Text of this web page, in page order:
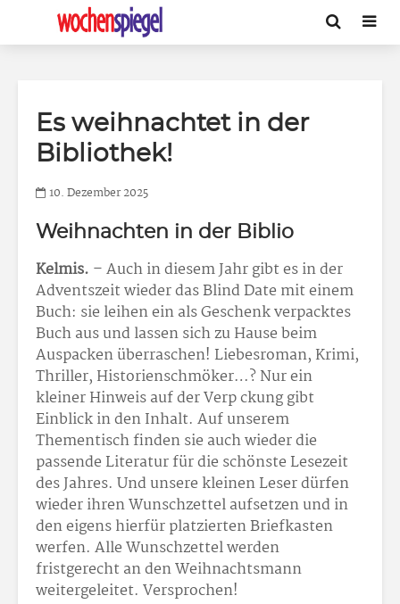
Es weihnachtet in der
Bibliothek!
10. Dezember 2025
Weihnachten in der Biblio
Kelmis. – Auch in diesem Jahr gibt es in der
Adventszeit wieder das Blind Date mit einem
Buch: sie leihen ein als Geschenk verpacktes
Buch aus und lassen sich zu Hause beim
Auspacken überraschen! Liebesroman, Krimi,
Thriller, Historienschmöker…? Nur ein
kleiner Hinweis auf der Verp ckung gibt
Einblick in den Inhalt. Auf unserem
Thementisch finden sie auch wieder die
passende Literatur für die schönste Lesezeit
des Jahres. Und unsere kleinen Leser dürfen
wieder ihren Wunschzettel aufsetzen und in
den eigens hierfür platzierten Briefkasten
werfen. Alle Wunschzettel werden
fristgerecht an den Weihnachtsmann
weitergeleitet. Versprochen!